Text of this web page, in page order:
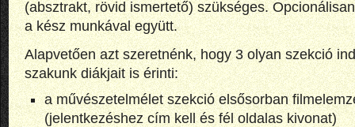
(absztrakt, rövid ismertető) szükséges.
a kész munkával együtt.
Alapvetően azt szeretnénk, hogy 3 olyan szekció
szakunk diákjait is érinti:
a művészetelmélet szekció elsősorban
(jelentkezéshez cím kell és fél oldalas kivonat)